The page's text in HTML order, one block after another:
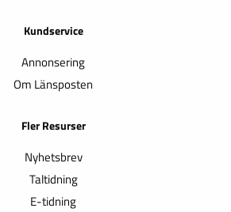
Kundservice
Annonsering
Om Länsposten
Fler Resurser
Nyhetsbrev
Taltidning
E-tidning